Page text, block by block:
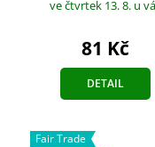
ve čtvrtek 13. 8. u
81 Kč
DETAIL
Fair Trade